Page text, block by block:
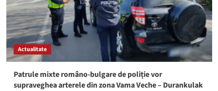
înmormântat
duminică
în
Cimitirul
Eernitatea
din
Actualitate
Patrule mixte româno-bulgare de poliție vor
supraveghea arterele din zona Vama Veche – Durankulak